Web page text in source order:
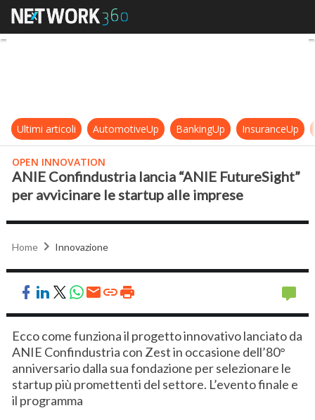
ANIE Confindustria lancia “ANIE
Ultimi articoli AutomotiveUp BankingUp InsuranceUp
OPEN INNOVATION
ANIE Confindustria lancia “ANIE FutureSight”
per avvicinare le startup alle imprese
Home Innovazione
Ecco come funziona il progetto innovativo lanciato da
ANIE Confindustria con Zest in occasione dell’80°
anniversario dalla sua fondazione per selezionare le
startup più promettenti del settore. L’evento finale e
il programma